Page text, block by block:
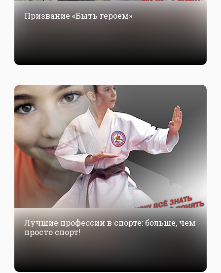
Призвание «Быть героем»
Лучшие профессии в спорте: больше, чем
просто спорт!